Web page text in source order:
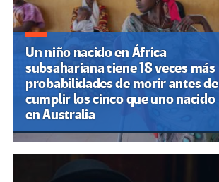
Un niño nacido en África
subsahariana tiene 18 veces más
probabilidades de morir antes de
cumplir los cinco que uno nacido
en Australia